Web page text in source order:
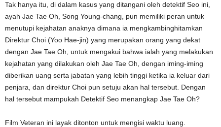
Tak hanya itu, di dalam kasus yang ditangani oleh detektif Seo ini,
ayah Jae Tae Oh, Song Young-chang, pun memiliki peran untuk
menutupi kejahatan anaknya dimana ia mengkambinghitamkan
Direktur Choi (Yoo Hae-jin) yang merupakan orang yang dekat
dengan Jae Tae Oh, untuk mengakui bahwa ialah yang melakukan
kejahatan yang dilakukan oleh Jae Tae Oh, dengan iming-iming
diberikan uang serta jabatan yang lebih tinggi ketika ia keluar dari
penjara, dan direktur Choi pun setuju akan hal tersebut. Dengan
hal tersebut mampukah Detektif Seo menangkap Jae Tae Oh?
Film Veteran ini layak ditonton untuk mengisi waktu luang.